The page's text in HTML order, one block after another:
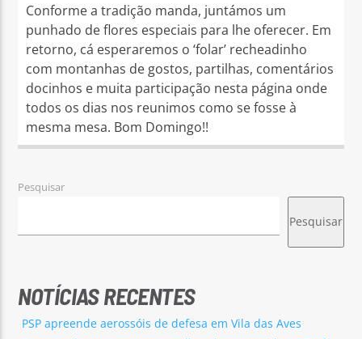
Conforme a tradição manda, juntámos um
punhado de flores especiais para lhe oferecer. Em
retorno, cá esperaremos o ‘folar’ recheadinho
com montanhas de gostos, partilhas, comentários
docinhos e muita participação nesta página onde
todos os dias nos reunimos como se fosse à
mesma mesa. Bom Domingo!!
Pesquisar
Pesquisar
NOTÍCIAS RECENTES
PSP apreende aerossóis de defesa em Vila das Aves